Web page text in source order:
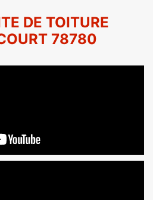
DE TOITURE
78780